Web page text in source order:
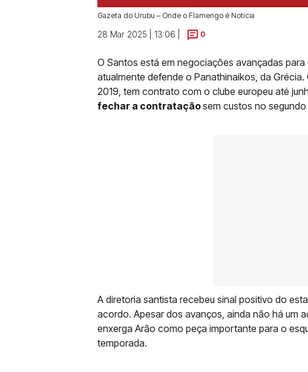
Gazeta do Urubu – Onde o Flamengo é Notícia
28 Mar 2025 | 13:06 | 0
O Santos está em negociações avançadas
atualmente defende o Panathinaikos, da
2019, tem contrato com o clube europeu até
fechar a contrataçãosem custos no
A diretoria santista recebeu sinal positivo do
acordo. Apesar dos avanços, ainda não há um
enxerga Arão como peça importante para o
temporada.